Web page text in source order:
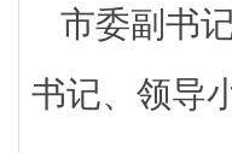
市委副书
书记、领导